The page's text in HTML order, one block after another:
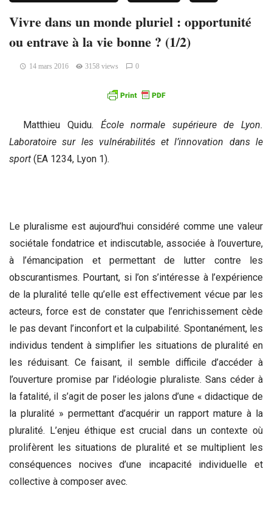
Vivre dans un monde pluriel : opportunité
ou entrave à la vie bonne ? (1/2)
14 mars 2016 3158 views 0
Matthieu Quidu. École normale supérieure de Lyon.
Laboratoire sur les vulnérabilités et l’innovation dans le
sport (EA 1234, Lyon 1).
Le pluralisme est aujourd’hui considéré comme une valeur
sociétale fondatrice et indiscutable, associée à l’ouverture,
à l’émancipation et permettant de lutter contre les
obscurantismes. Pourtant, si l’on s’intéresse à l’expérience
de la pluralité telle qu’elle est effectivement vécue par les
acteurs, force est de constater que l’enrichissement cède
le pas devant l’inconfort et la culpabilité. Spontanément, les
individus tendent à simplifier les situations de pluralité en
les réduisant. Ce faisant, il semble difficile d’accéder à
l’ouverture promise par l’idéologie pluraliste. Sans céder à
la fatalité, il s’agit de poser les jalons d’une « didactique de
la pluralité » permettant d’acquérir un rapport mature à la
pluralité. L’enjeu éthique est crucial dans un contexte où
prolifèrent les situations de pluralité et se multiplient les
conséquences nocives d’une incapacité individuelle et
collective à composer avec.